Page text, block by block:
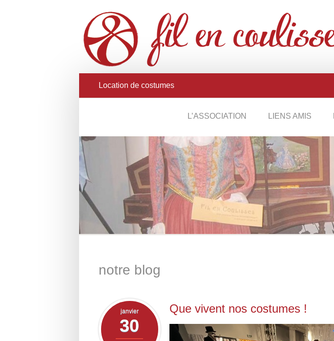
Location de costumes
L’ASSOCIATION LIENS AMIS
notre blog
janvier
30
Que vivent nos costumes !